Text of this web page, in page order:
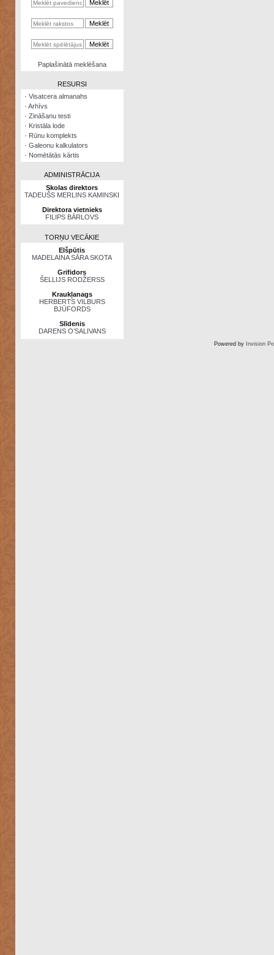
kalkulators
NomētātāsPaplašinātā meklēšana
RESURSI
· Visatcera almanahs
· Arhīvs
· Zināšanu testi
· Kristāla lode
· Rūnu komplekts
· Galeonu kalkulators
· Nomētātās kārtis
ADMINISTRĀCIJA
Skolas direktors
TADEUŠS MERLINS KAMINSKI
Direktora vietnieks
FILIPS BĀRLOVS
TORŅU VECĀKIE
Elšpūtis
MADELAINA SĀRA SKOTA
Grifidors
ŠELLIJS RODŽERSS
Kraukļanags
HERBERTS VILBURS
BJŪFORDS
Slīdenis
DARENS O’SALIVANS
Powered by Invision